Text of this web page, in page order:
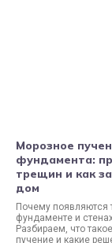
Морозное
фундамента:
трещин и как
дом
Почему появляются
фундаменте и
Разбираем, что
пучение и какие